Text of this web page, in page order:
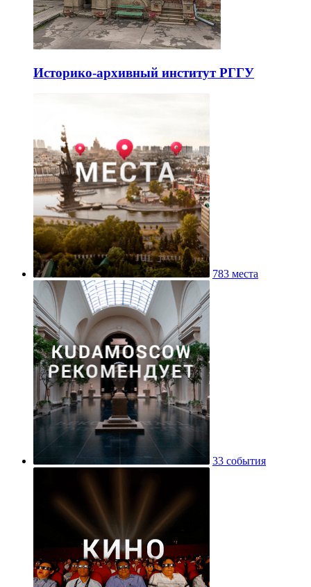
Историко-архивный институт РГГУ
783 места
33 события